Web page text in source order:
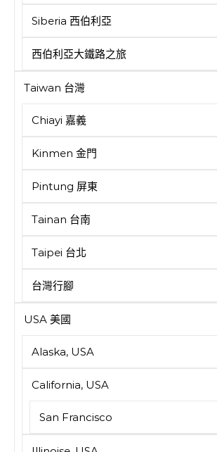
Siberia 西伯利亞
西伯利亞大鐵路之旅
Taiwan 台灣
Chiayi 嘉義
Kinmen 金門
Pintung 屏東
Tainan 台南
Taipei 台北
台灣行腳
USA 美國
Alaska, USA
California, USA
San Francisco